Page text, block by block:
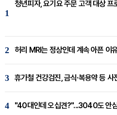
1
청년피자, 요기요 주문 고객 대상 프
2 허리 MRI는 정상인데 계속 아픈 이
3 휴가철 건강검진, 금식·복용약 등
4 "40대인데 오십견?"...3040도 안